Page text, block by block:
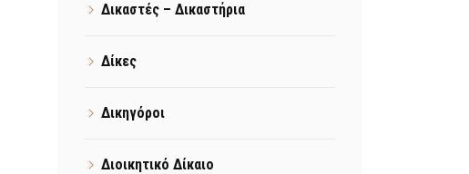
Δικαστές – Δικαστήρια
Δίκες
Δικηγόροι
Διοικητικό Δίκαιο